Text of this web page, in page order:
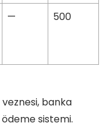
— 500
banka
sistemi.